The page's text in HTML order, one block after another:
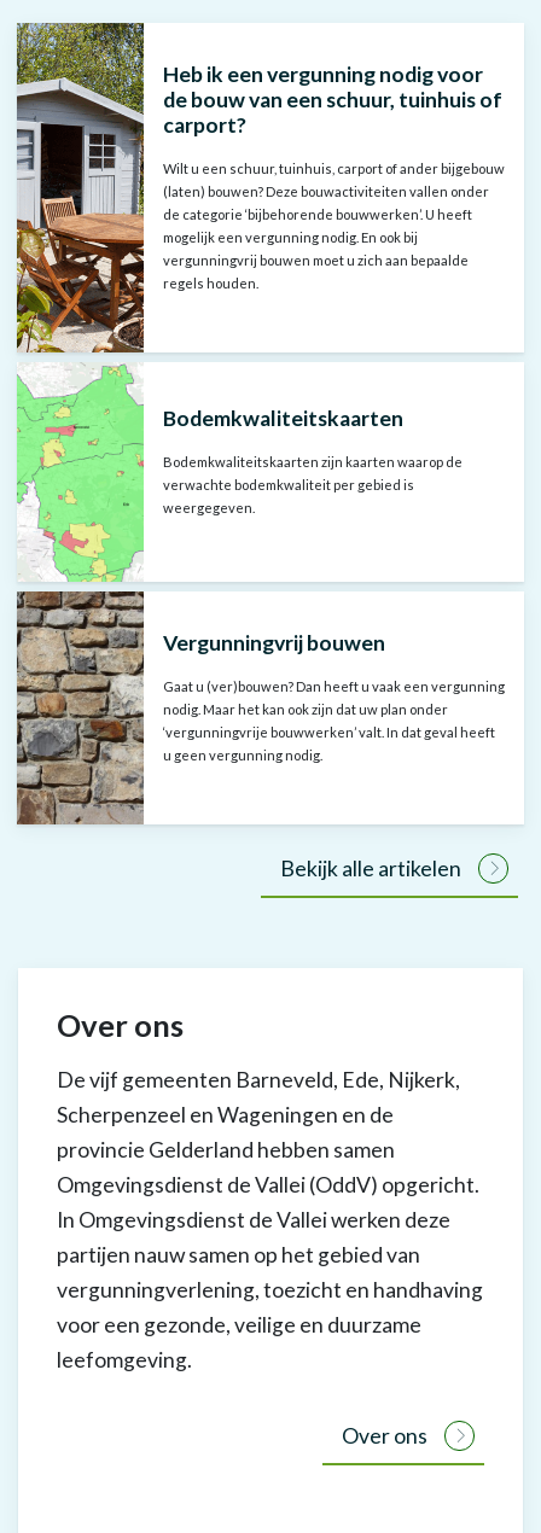
Heb ik een vergunning nodig voor
de bouw van een schuur, tuinhuis of
carport?
Wilt u een schuur, tuinhuis, carport of ander bijgebouw
(laten) bouwen? Deze bouwactiviteiten vallen onder
de categorie ‘bijbehorende bouwwerken’. U heeft
mogelijk een vergunning nodig. En ook bij
vergunningvrij bouwen moet u zich aan bepaalde
regels houden.
Bodemkwaliteitskaarten
Bodemkwaliteitskaarten zijn kaarten waarop de
verwachte bodemkwaliteit per gebied is
weergegeven.
Vergunningvrij bouwen
Gaat u (ver)bouwen? Dan heeft u vaak een vergunning
nodig. Maar het kan ook zijn dat uw plan onder
‘vergunningvrije bouwwerken’ valt. In dat geval heeft
u geen vergunning nodig.
Bekijk alle artikelen
Over ons
De vijf gemeenten Barneveld, Ede, Nijkerk,
Scherpenzeel en Wageningen en de
provincie Gelderland hebben samen
Omgevingsdienst de Vallei (OddV) opgericht.
In Omgevingsdienst de Vallei werken deze
partijen nauw samen op het gebied van
vergunningverlening, toezicht en handhaving
voor een gezonde, veilige en duurzame
leefomgeving.
Over ons